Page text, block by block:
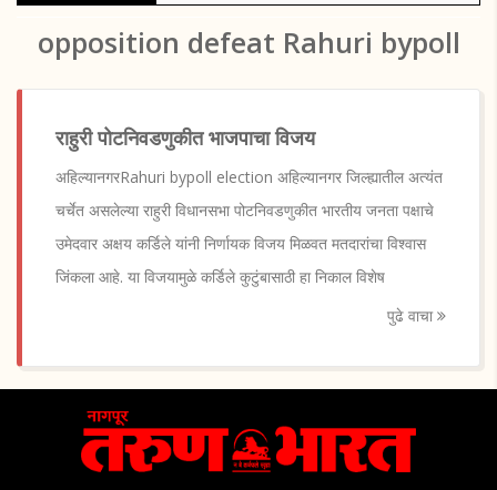
opposition defeat Rahuri bypoll
राहुरी पोटनिवडणुकीत भाजपाचा विजय
अहिल्यानगरRahuri bypoll election अहिल्यानगर जिल्ह्यातील अत्यंत
चर्चेत असलेल्या राहुरी विधानसभा पोटनिवडणुकीत भारतीय जनता पक्षाचे
उमेदवार अक्षय कर्डिले यांनी निर्णायक विजय मिळवत मतदारांचा विश्वास
जिंकला आहे. या विजयामुळे कर्डिले कुटुंबासाठी हा निकाल विशेष
पुढे वाचा